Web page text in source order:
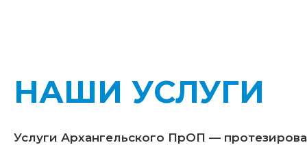
НАШИ УСЛУГИ
Услуги Архангельского ПрОП —